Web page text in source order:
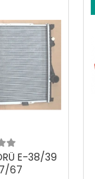
E-38/39
67